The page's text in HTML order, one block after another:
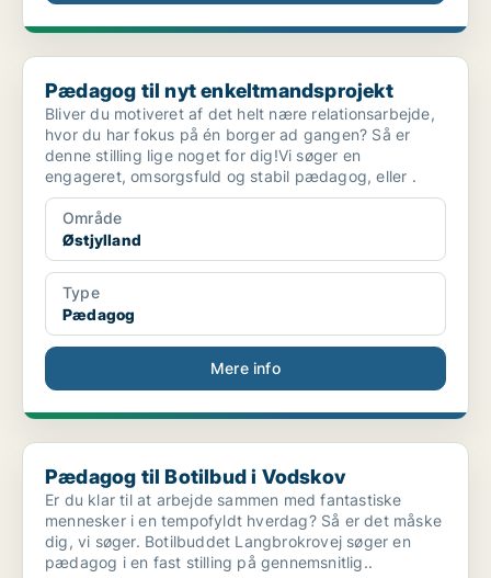
Pædagog til nyt enkeltmandsprojekt
Pædagog til nyt enkeltmandsprojekt
Bliver du motiveret af det helt nære relationsarbejde,
hvor du har fokus på én borger ad gangen? Så er
denne stilling lige noget for dig!Vi søger en
engageret, omsorgsfuld og stabil pædagog, eller .
Område
Østjylland
Type
Pædagog
Mere info
Pædagog til Botilbud i Vodskov
Pædagog til Botilbud i Vodskov
Er du klar til at arbejde sammen med fantastiske
mennesker i en tempofyldt hverdag? Så er det måske
dig, vi søger. Botilbuddet Langbrokrovej søger en
pædagog i en fast stilling på gennemsnitlig..